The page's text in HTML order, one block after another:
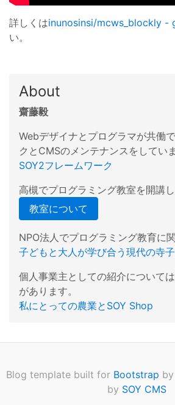
詳しくはinunosinsi/mcws_blockly -
い。
About
齋藤毅
Webデザイナとプログラマが共働
クとCMSのメンテナンスをしていま
SOY2フレームワーク
高槻でプログラミング教室を開講し
教室について
NPO法人でプログラミング教育に
子どもと大人が学び合う現代の寺
個人事業主としての紹介について
があります。
私にとっての農業とSOY Shop
Blog template built for Bootstrap by
by SOY CMS